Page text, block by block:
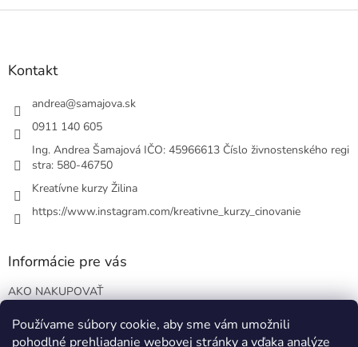
Používame súbory cookie, aby sme vám umožnili
pohodlné prehliadanie webovej stránky a vďaka analýze
Z
Kontakt
andrea@samajova.sk
0911 140 605
Ing. Andrea Šamajová IČO: 45966613 Číslo živnostenského regi
stra: 580-46750
Kreatívne kurzy Žilina
https://www.instagram.com/kreativne_kurzy_cinovanie
Informácie pre vás
AKO NAKUPOVAŤ
Podmienky ochrany osobných údajov